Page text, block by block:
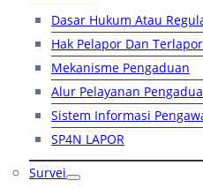
Dasar Hukum Atau
Hak Pelapor Dan Terlapor
Mekanisme Pengaduan
Alur Pelayanan
Sistem Informasi
SP4N LAPOR
Survei